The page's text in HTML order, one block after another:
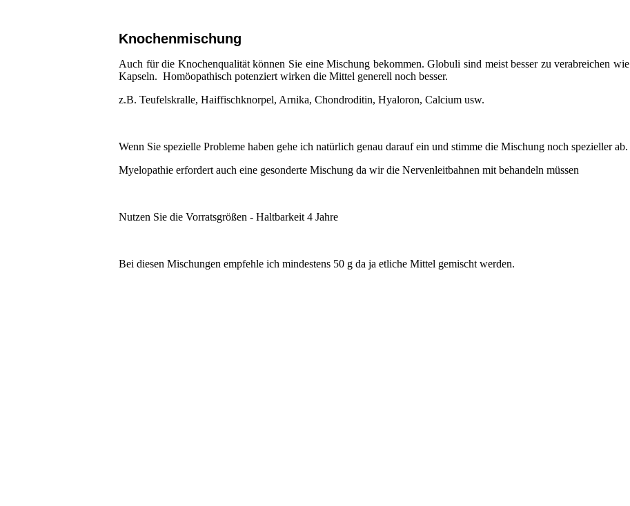
Knochenmischung
Auch für die Knochenqualität können Sie eine Mischung bekommen. Globuli sind meist besser zu verabreichen wie
Kapseln. Homöopathisch potenziert wirken die Mittel generell noch besser.
z.B. Teufelskralle, Haiffischknorpel, Arnika, Chondroditin, Hyaloron, Calcium usw.
Wenn Sie spezielle Probleme haben gehe ich natürlich genau darauf ein und stimme die Mischung noch spezieller ab.
Myelopathie erfordert auch eine gesonderte Mischung da wir die Nervenleitbahnen mit behandeln müssen
Nutzen Sie die Vorratsgrößen - Haltbarkeit 4 Jahre
Bei diesen Mischungen empfehle ich mindestens 50 g da ja etliche Mittel gemischt werden.